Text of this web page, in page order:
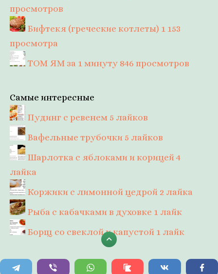
просмотров
Бифтекя (греческие котлеты) 1 153
просмотра
ТОМ ЯМ за 1 минуту 846 просмотров
Самые интересные
Пудинг с ревенем 5 лайков
Вафельные трубочки 5 лайков
Шарлотка с яблоками и корицей4
лайка
Коржики с лимонной цедрой 2 лайка
Рыба с кабачками в духовке 1 лайк
Борщ со свеклой и капустой 1 лайк